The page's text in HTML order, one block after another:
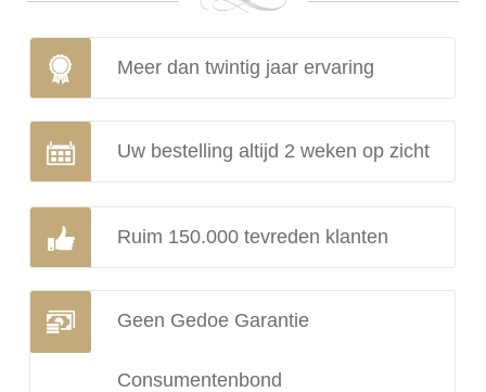
Meer dan twintig jaar ervaring
Uw bestelling altijd 2 weken op zicht
Ruim 150.000 tevreden klanten
Geen Gedoe Garantie
Consumentenbond